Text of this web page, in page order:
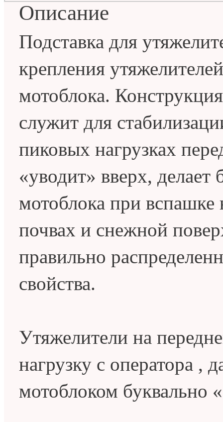
Описание
Подставка для
крепления
мотоблока.
служит для
пиковых нагрузках
«уводит» вверх,
мотоблока при
почвах и снежной
правильно
свойства.
Утяжелители на
нагрузку с оператора ,
мотоблоком буквально